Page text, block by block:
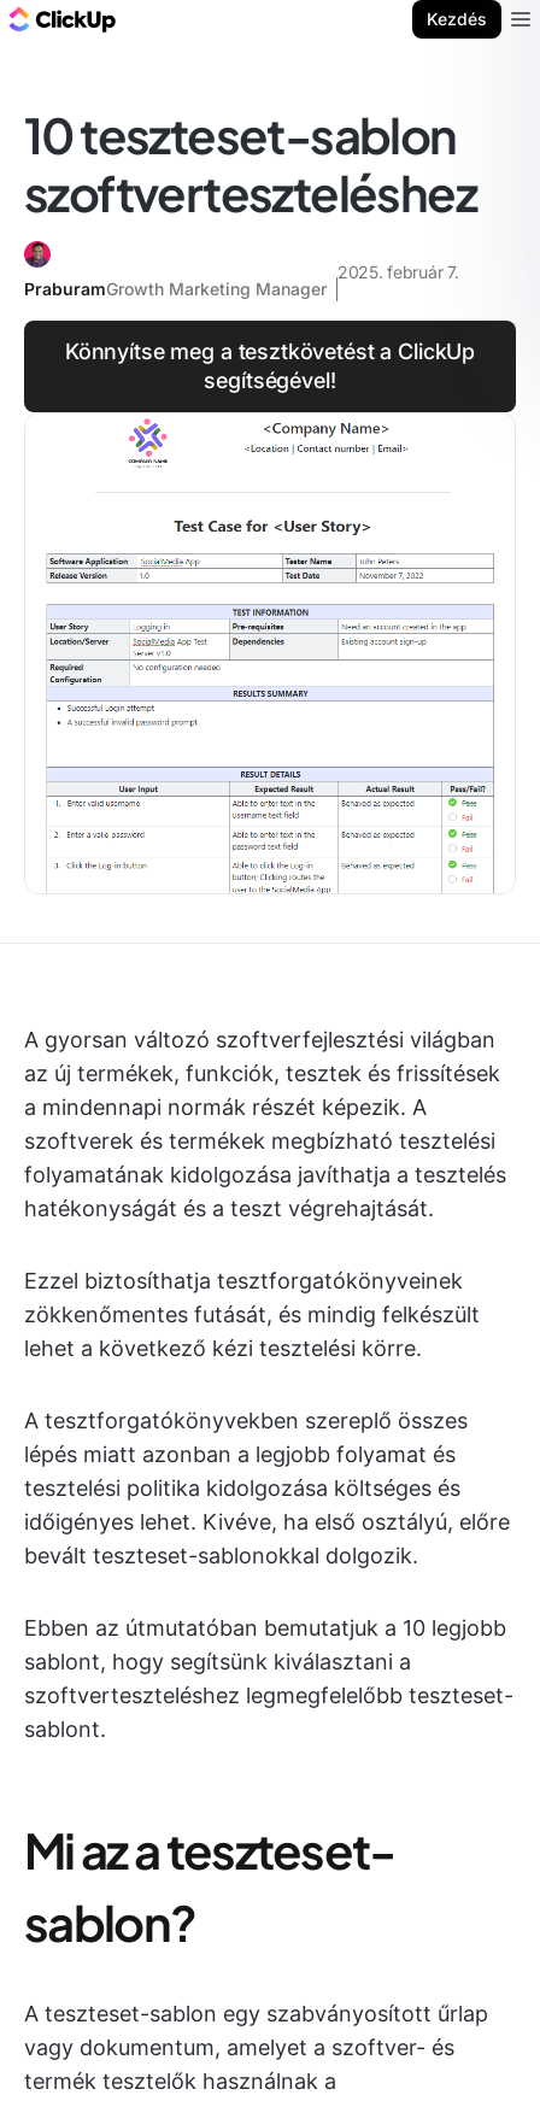
Kezdés
10 teszteset-sablon
szoftverteszteléshez
PraburamGrowth Marketing Manager
2025. február 7.
Könnyítse meg a tesztkövetést a ClickUp
segítségével!
A gyorsan változó szoftverfejlesztési világban
az új termékek, funkciók, tesztek és frissítések
a mindennapi normák részét képezik. A
szoftverek és termékek megbízható tesztelési
folyamatának kidolgozása javíthatja a tesztelés
hatékonyságát és a teszt végrehajtását.
Ezzel biztosíthatja tesztforgatókönyveinek
zökkenőmentes futását, és mindig felkészült
lehet a következő kézi tesztelési körre.
A tesztforgatókönyvekben szereplő összes
lépés miatt azonban a legjobb folyamat és
tesztelési politika kidolgozása költséges és
időigényes lehet. Kivéve, ha első osztályú, előre
bevált teszteset-sablonokkal dolgozik.
Ebben az útmutatóban bemutatjuk a 10 legjobb
sablont, hogy segítsünk kiválasztani a
szoftverteszteléshez legmegfelelőbb teszteset-
sablont.
Mi az a teszteset-
sablon?
A teszteset-sablon egy szabványosított űrlap
vagy dokumentum, amelyet a szoftver- és
termék tesztelők használnak a